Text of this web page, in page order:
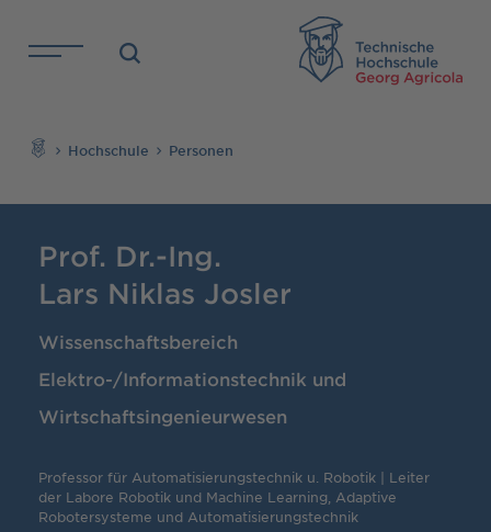
Direkt zu den Inhalten springen
Hochschule Personen
Prof. Dr.-Ing.
Lars Niklas Josler
Wissenschaftsbereich
Elektro-/Informationstechnik und
Wirtschaftsingenieurwesen
Professor für Automatisierungstechnik u. Robotik | Leiter
der Labore Robotik und Machine Learning, Adaptive
Robotersysteme und Automatisierungstechnik